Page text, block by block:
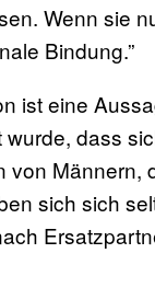
Wenn sie
Bindung.”
ist eine
dass
von
sich sich